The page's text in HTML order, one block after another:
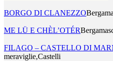
BORGO DI CLANEZZO
ME LÜ E CHÈL’OTÉR
FILAGO – CASTELLO DI
meraviglie,Castelli